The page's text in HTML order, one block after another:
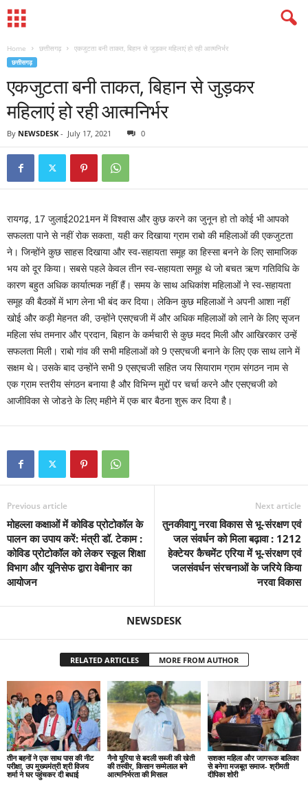
Home छत्तीसगढ़ एकजुटता बनी ताकत, बिहान से जुड़कर महिलाएं हो रही आत्मनिर्भर
छत्तीसगढ़
एकजुटता बनी ताकत, बिहान से जुड़कर
महिलाएं हो रही आत्मनिर्भर
By NEWSDESK - July 17, 2021 0
रायगढ़, 17 जुलाई2021मन में विश्वास और कुछ करने का जुनून हो तो कोई भी आपको
सफलता पाने से नहीं रोक सकता, यही कर दिखाया ग्राम राबो की महिलाओं की एकजुटता
ने। जिन्होंने कुछ साहस दिखाया और स्व-सहायता समूह का हिस्सा बनने के लिए सामाजिक
भय को दूर किया। सबसे पहले केवल तीन स्व-सहायता समूह थे जो बचत ऋण गतिविधि के
कारण बहुत अधिक कार्यात्मक नहीं हैं। समय के साथ अधिकांश महिलाओं ने स्व-सहायता
समूह की बैठकों में भाग लेना भी बंद कर दिया। लेकिन कुछ महिलाओं ने अपनी आशा नहीं
खोई और कड़ी मेहनत की, उन्होंने एसएचजी में और अधिक महिलाओं को लाने के लिए सृजन
महिला संघ तमनार और प्रदान, बिहान के कर्मचारी से कुछ मदद मिली और आखिरकार उन्हें
सफलता मिली। राबो गांव की सभी महिलाओं को 9 एसएचजी बनाने के लिए एक साथ लाने में
सक्षम थे। उसके बाद उन्होंने सभी 9 एसएचजी सहित जय सियाराम ग्राम संगठन नाम से
एक ग्राम स्तरीय संगठन बनाया है और विभिन्न मुद्दों पर चर्चा करने और एसएचजी को
आजीविका से जोडऩे के लिए महीने में एक बार बैठना शुरू कर दिया है।
Previous article
मोहल्ला कक्षाओं में कोविड प्रोटोकॉल के
पालन का उपाय करें: मंत्री डॉ. टेकाम :
कोविड प्रोटोकॉल को लेकर स्कूल शिक्षा
विभाग और यूनिसेफ द्वारा वेबीनार का
आयोजन
Next article
तुनकीवागु नरवा विकास से भू-संरक्षण एवं
जल संवर्धन को मिला बढ़ावा : 1212
हेक्टेयर कैचमेंट एरिया में भू-संरक्षण एवं
जलसंवर्धन संरचनाओं के जरिये किया
नरवा विकास
NEWSDESK
RELATED ARTICLES MORE FROM AUTHOR
तीन बहनों ने एक साथ पास की नीट
परीक्षा, उप मुख्यमंत्री श्री विजय
शर्मा ने घर पहुंचकर दी बधाई
नैनो यूरिया से बदली सब्जी की खेती
की तस्वीर, किसान सम्मेलाल बने
आत्मनिर्भरता की मिसाल
सशक्त महिला और जागरूक बालिका
से बनेगा मजबूत समाज- श्रीमती
दीपिका शोरी